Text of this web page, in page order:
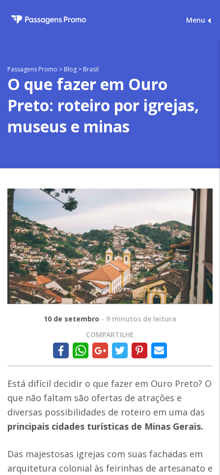
Menu
Passagens Promo > Blog > Brasil
O que fazer em Ouro
Preto: roteiro por igrejas,
museus e minas
10 de setembro - 9 minutos de leitura
COMPARTILHE
Está difícil decidir o que fazer em Ouro Preto? O
que não faltam são ofertas de atrações e
diversas possibilidades de roteiro em uma das
principais cidades turísticas de Minas Gerais.
Das majestosas igrejas com suas fachadas em
arquitetura colonial às feirinhas de artesanato e